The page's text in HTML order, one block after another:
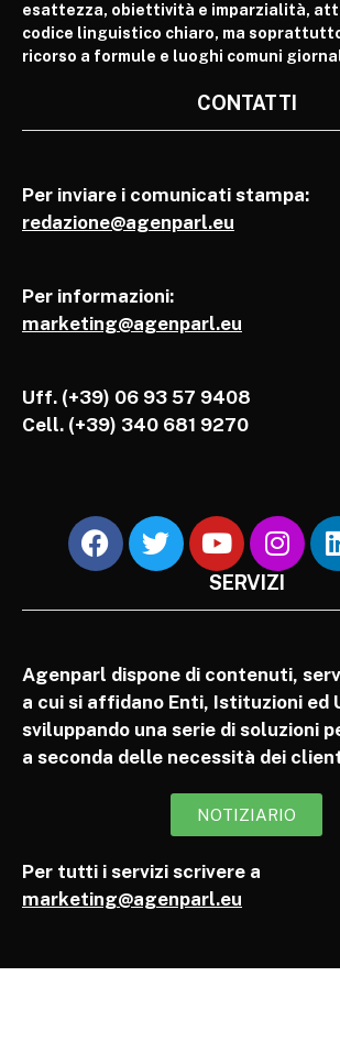
esattezza, obiettività e imparzialità,
codice linguistico chiaro, ma
ricorso a formule e luoghi comuni
CONTATTI
Per inviare i comunicati stampa:
redazione@agenparl.eu
Per informazioni:
marketing@agenparl.eu
Uff. (+39) 06 93 57 9408
Cell. (+39) 340 681 9270
SERVIZI
Agenparl dispone di contenuti,
a cui si affidano Enti, Istituzioni ed
sviluppando una serie di soluzioni
a seconda delle necessità dei
NOTIZIARIO
Per tutti i servizi scrivere a
marketing@agenparl.eu